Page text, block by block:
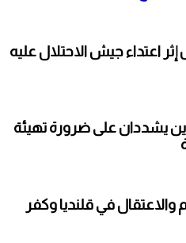
اعتداء جيش الاحتلال عليه
يشددان على ضرورة تهيئة
في قلنديا وكفر